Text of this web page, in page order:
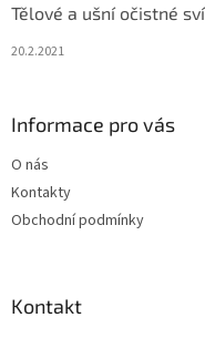
Tělové a ušní očistné
20.2.2021
Informace pro vás
O nás
Kontakty
Obchodní podmínky
Kontakt